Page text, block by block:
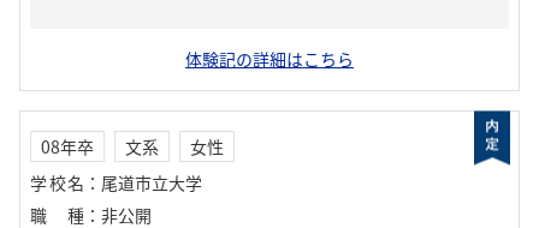
体験記の詳細はこちら
08年卒 文系
女性
学校名 ： 尾道市立大学
職種 ： 非公開